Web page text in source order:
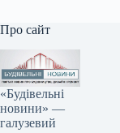
Про сайт
«Будівельні
новини» —
галузевий